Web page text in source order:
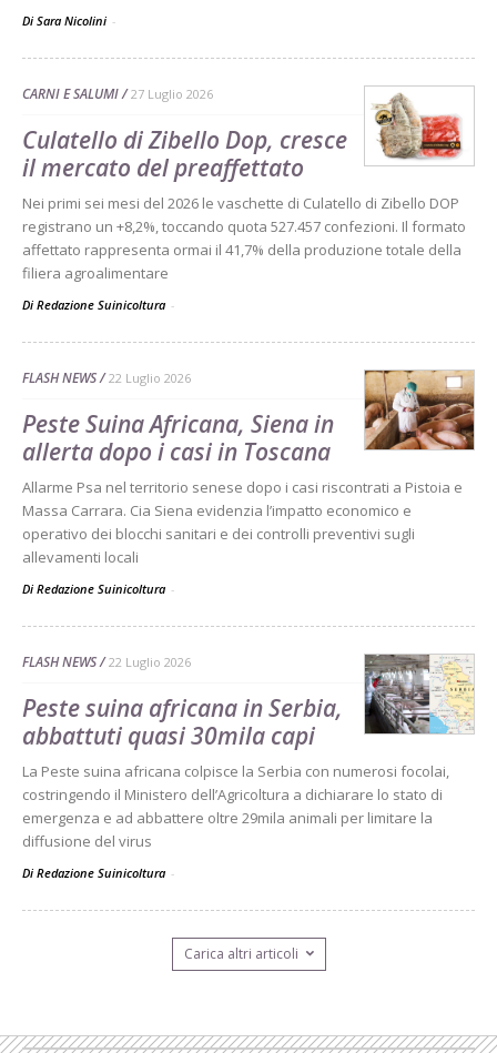
Di Sara Nicolini -
CARNI E SALUMI 27 Luglio 2026
Culatello di Zibello Dop, cresce
il mercato del preaffettato
Nei primi sei mesi del 2026 le vaschette di Culatello di Zibello DOP
registrano un +8,2%, toccando quota 527.457 confezioni. Il formato
affettato rappresenta ormai il 41,7% della produzione totale della
filiera agroalimentare
Di Redazione Suinicoltura -
FLASH NEWS 22 Luglio 2026
Peste Suina Africana, Siena in
allerta dopo i casi in Toscana
Allarme Psa nel territorio senese dopo i casi riscontrati a Pistoia e
Massa Carrara. Cia Siena evidenzia l’impatto economico e
operativo dei blocchi sanitari e dei controlli preventivi sugli
allevamenti locali
Di Redazione Suinicoltura -
FLASH NEWS 22 Luglio 2026
Peste suina africana in Serbia,
abbattuti quasi 30mila capi
La Peste suina africana colpisce la Serbia con numerosi focolai,
costringendo il Ministero dell’Agricoltura a dichiarare lo stato di
emergenza e ad abbattere oltre 29mila animali per limitare la
diffusione del virus
Di Redazione Suinicoltura -
Carica altri articoli